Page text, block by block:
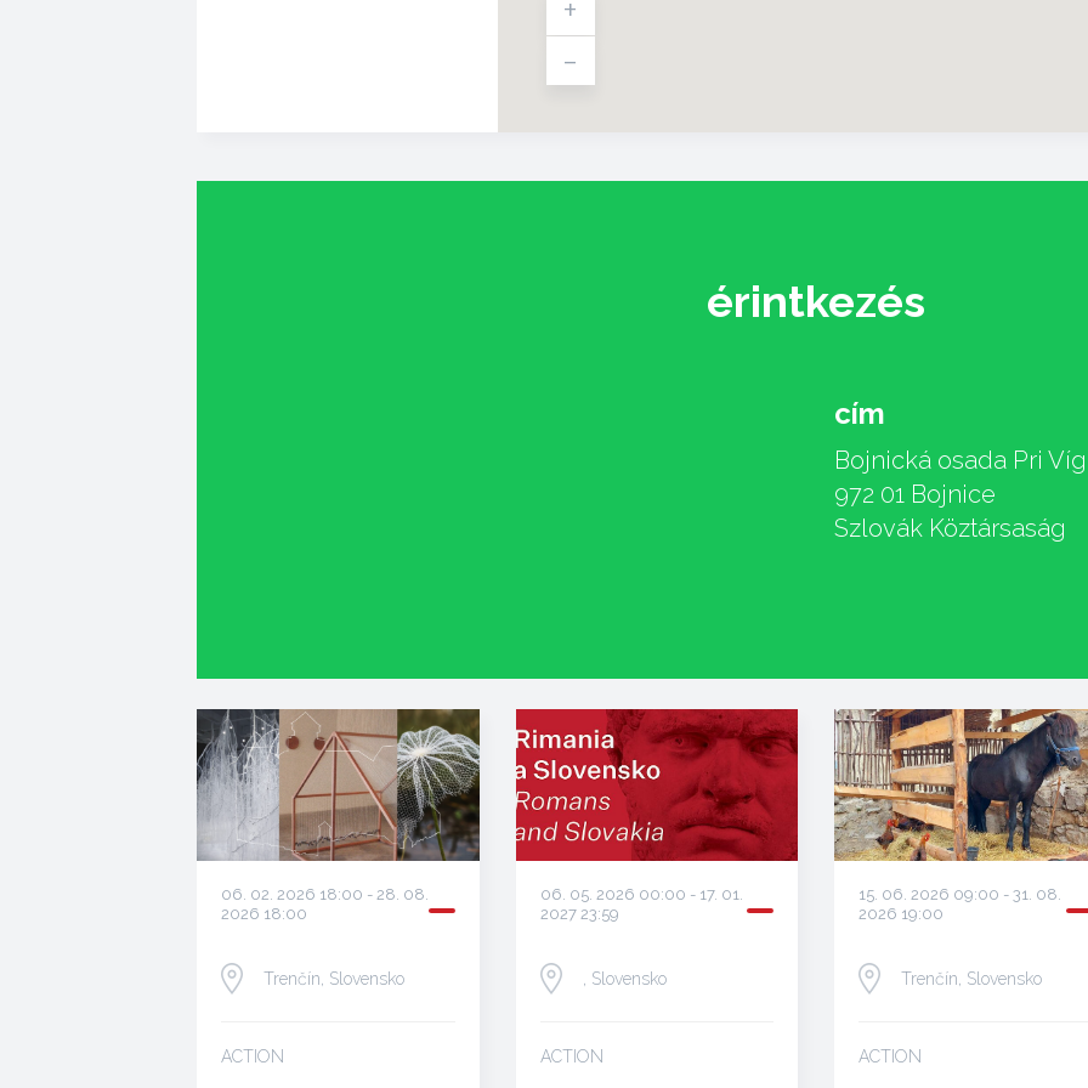
+
-
érintkezés
cím
Bojnická osada Pri
972 01 Bojnice
Szlovák Köztársaság
06. 02. 2026 18:00 - 28. 08.
2026 18:00
Trenčín, Slovensko
ACTION
06. 05. 2026 00:00 - 17. 01.
2027 23:59
, Slovensko
ACTION
15. 06. 2026 09:00 - 31. 08.
2026 19:00
Trenčín, Slovensko
ACTION